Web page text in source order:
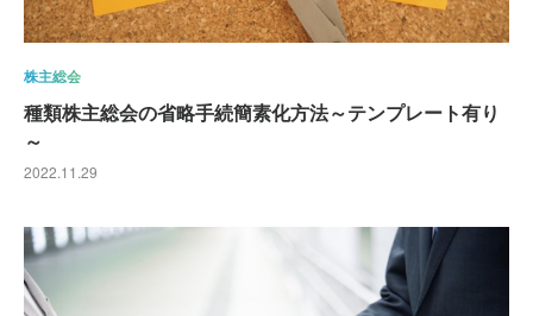
株主総会
種類株主総会の省略手続簡素化方法～テンプレート有り
～
2022.11.29